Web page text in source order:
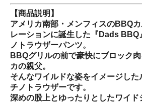
【商品説明】
アメリカ南部・メンフィスのBBQ
レーションに誕生した『Dads BBQ
ノトラウザーパンツ。
BBQグリルの前で豪快にブロック
カの親父。
そんなワイルドな姿をイメージし
チノトラウザーです。
深めの股上とゆったりとしたワイド